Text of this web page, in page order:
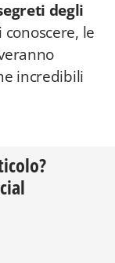
degli
le
incredibili